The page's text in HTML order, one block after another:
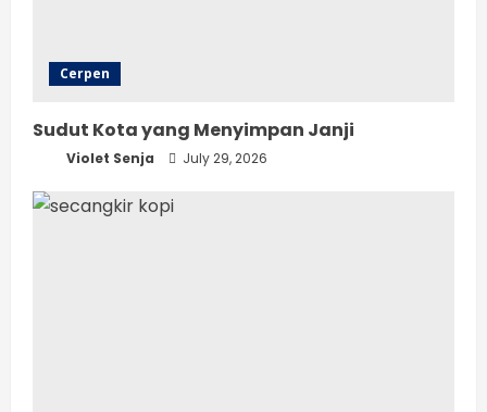
Cerpen
Sudut Kota yang Menyimpan Janji
Violet Senja July 29, 2026